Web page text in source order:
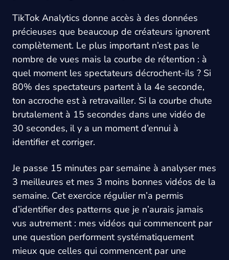
TikTok Analytics donne accès à des données
précieuses que beaucoup de créateurs ignorent
complètement. Le plus important n’est pas le
nombre de vues mais la courbe de rétention : à
quel moment les spectateurs décrochent-ils ? Si
80% des spectateurs partent à la 4e seconde,
ton accroche est à retravailler. Si la courbe chute
brutalement à 15 secondes dans une vidéo de
30 secondes, il y a un moment d’ennui à
identifier et corriger.
Je passe 15 minutes par semaine à analyser mes
3 meilleures et mes 3 moins bonnes vidéos de la
semaine. Cet exercice régulier m’a permis
d’identifier des patterns que je n’aurais jamais
vus autrement : mes vidéos qui commencent par
une question performent systématiquement
mieux que celles qui commencent par une